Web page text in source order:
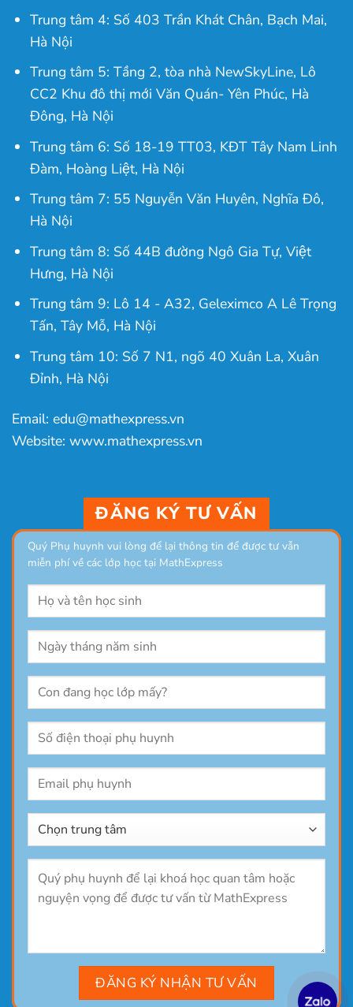
Trung tâm 4: Số 403 Trần Khát Chân, Bạch Mai,
Hà Nội
Trung tâm 5: Tầng 2, tòa nhà NewSkyLine, Lô
CC2 Khu đô thị mới Văn Quán- Yên Phúc, Hà
Đông, Hà Nội
Trung tâm 6: Số 18-19 TT03, KĐT Tây Nam Linh
Đàm, Hoàng Liệt, Hà Nội
Trung tâm 7: 55 Nguyễn Văn Huyên, Nghĩa Đô,
Hà Nội
Trung tâm 8: Số 44B đường Ngô Gia Tự, Việt
Hưng, Hà Nội
Trung tâm 9: Lô 14 - A32, Geleximco A Lê Trọng
Tấn, Tây Mỗ, Hà Nội
Trung tâm 10: Số 7 N1, ngõ 40 Xuân La, Xuân
Đỉnh, Hà Nội
Email: edu@mathexpress.vn
Website: www.mathexpress.vn
ĐĂNG KÝ TƯ VẤN
Quý Phụ huynh vui lòng để lại thông tin để được tư vẫn
miễn phí về các lớp học tại MathExpress